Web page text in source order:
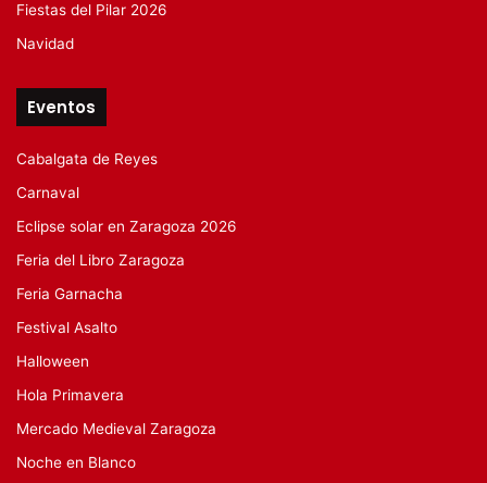
Fiestas del Pilar 2026
Navidad
Eventos
Cabalgata de Reyes
Carnaval
Eclipse solar en Zaragoza 2026
Feria del Libro Zaragoza
Feria Garnacha
Festival Asalto
Halloween
Hola Primavera
Mercado Medieval Zaragoza
Noche en Blanco